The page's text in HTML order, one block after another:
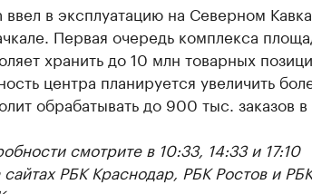
ввел в эксплуатацию на Северном
Первая очередь комплекса
хранить до 10 млн товарных
центра планируется увеличить
обрабатывать до 900 тыс. заказов в
смотрите в 10:33, 14:33 и 17:10
РБК Краснодар, РБК Ростов и